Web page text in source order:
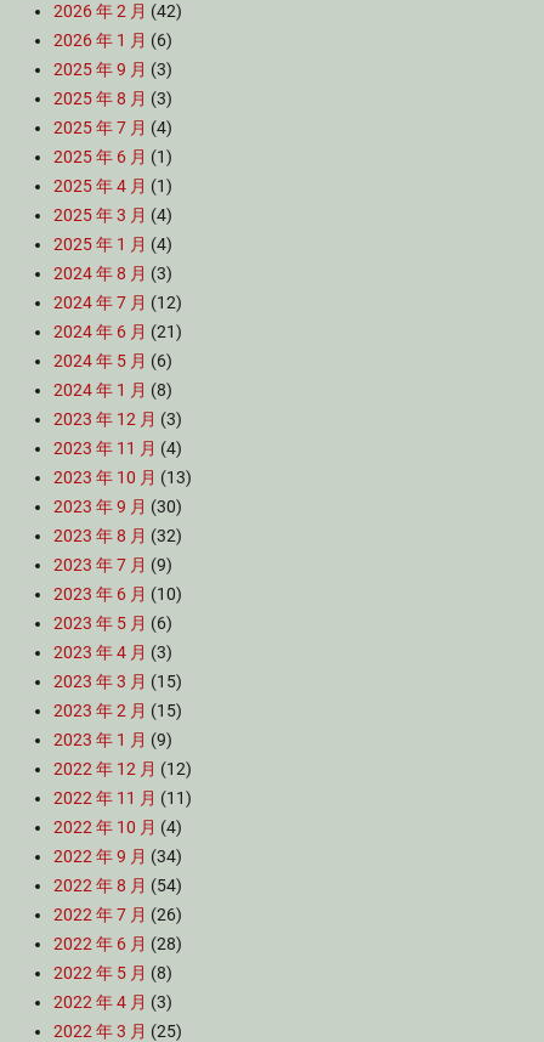
2026 年 2 月 (42)
2026 年 1 月 (6)
2025 年 9 月 (3)
2025 年 8 月 (3)
2025 年 7 月 (4)
2025 年 6 月 (1)
2025 年 4 月 (1)
2025 年 3 月 (4)
2025 年 1 月 (4)
2024 年 8 月 (3)
2024 年 7 月 (12)
2024 年 6 月 (21)
2024 年 5 月 (6)
2024 年 1 月 (8)
2023 年 12 月 (3)
2023 年 11 月 (4)
2023 年 10 月 (13)
2023 年 9 月 (30)
2023 年 8 月 (32)
2023 年 7 月 (9)
2023 年 6 月 (10)
2023 年 5 月 (6)
2023 年 4 月 (3)
2023 年 3 月 (15)
2023 年 2 月 (15)
2023 年 1 月 (9)
2022 年 12 月 (12)
2022 年 11 月 (11)
2022 年 10 月 (4)
2022 年 9 月 (34)
2022 年 8 月 (54)
2022 年 7 月 (26)
2022 年 6 月 (28)
2022 年 5 月 (8)
2022 年 4 月 (3)
2022 年 3 月 (25)